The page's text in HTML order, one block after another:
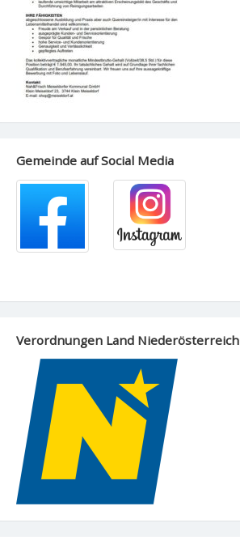
Gemeinde auf Social Media
Verordnungen Land Niederösterreich